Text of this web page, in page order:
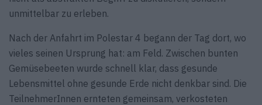
unmittelbar zu erleben.
Nach der Anfahrt im Polestar 4 begann der Tag dort, wo
vieles seinen Ursprung hat: am Feld. Zwischen bunten
Gemüsebeeten wurde schnell klar, dass gesunde
Lebensmittel ohne gesunde Erde nicht denkbar sind. Die
TeilnehmerInnen ernteten gemeinsam, verkosteten